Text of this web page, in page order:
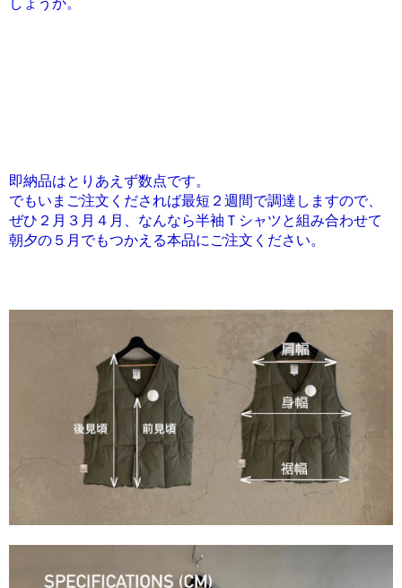
即納品はとりあえず数点です。
でもいまご注文くだされば最短２週間で調達しますので、
ぜひ２月３月４月、なんなら半袖Ｔシャツと組み合わせて
朝夕の５月でもつかえる本品にご注文ください。